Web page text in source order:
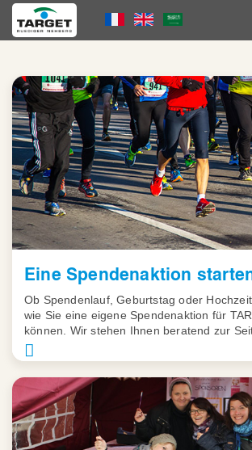
Skip
main
Language
Menu
Eine Spendenaktion
Ob Spendenlauf, Geburtstag oder
wie Sie eine eigene Spendenaktion für
können. Wir stehen Ihnen beratend zur